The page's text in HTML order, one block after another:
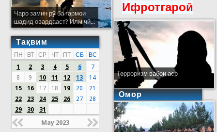
Чаро замин рӯ ба гармои
шадид овардааст? Илм чӣ...
Тақвим
ПН ВТ СР ЧТ ПТ СБ
ВС
1
2 3 4 5 6
7
8
9 10 11 12 13
14
15
16 17 18 19 20
21
22
23 24 25 26 27
28
29
30 31
May 2023
Ифротгароӣ
Терроризм вабои аср
Омор